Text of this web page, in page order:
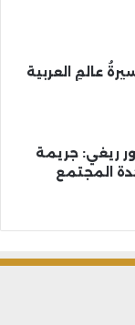
عالمِ العربية
ريغي: جريمة
المجتمع